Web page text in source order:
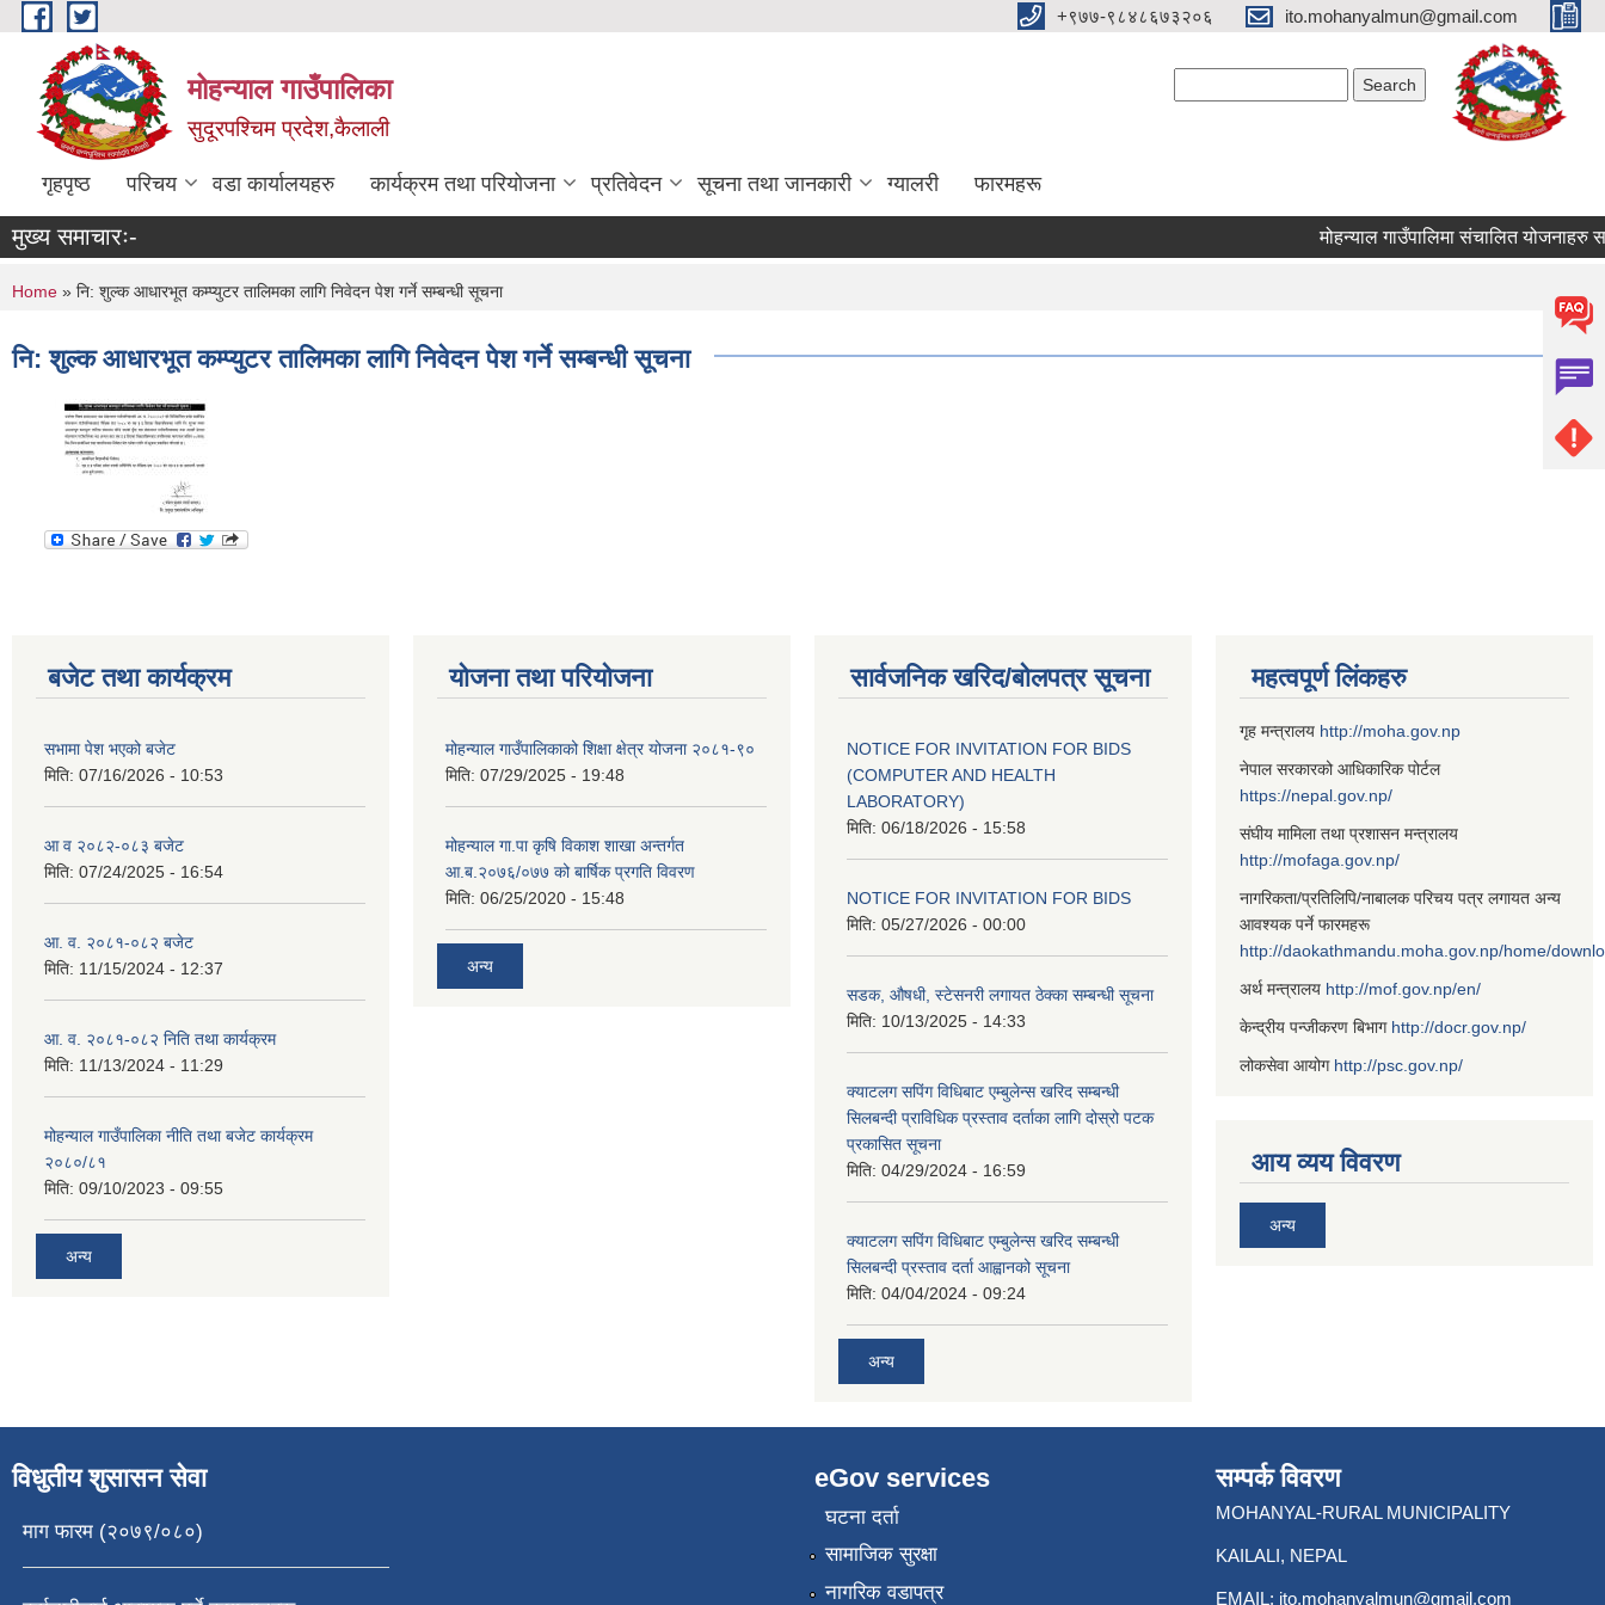
Skip to main content +९७७-९८४८६७३२०६ ito.mohanyalmun@gmail.com
मोहन्याल गाउँपालिका
सुदूरपश्चिम प्रदेश,कैलाली
गृहपृष्ठ परिचय वडा कार्यालयहरु कार्यक्रम तथा परियोजना प्रतिवेदन सूचना तथा जानकारी ग्यालरी फारमहरू
मुख्य समाचारः- मोहन्याल गाउँपालिमा संचालित योजनाहरु
You are here
Home » नि: शुल्क आधारभूत कम्प्युटर तालिमका लागि निवेदन पेश गर्ने सम्बन्धी सूचना
नि: शुल्क आधारभूत कम्प्युटर तालिमका लागि निवेदन पेश गर्ने सम्बन्धी सूचना
बजेट तथा कार्यक्रम
सभामा पेश भएको बजेट
मिति: 07/16/2026 - 10:53
आ व २०८२-०८३ बजेट
मिति: 07/24/2025 - 16:54
आ. व. २०८१-०८२ बजेट
मिति: 11/15/2024 - 12:37
आ. व. २०८१-०८२ निति तथा कार्यक्रम
मिति: 11/13/2024 - 11:29
मोहन्याल गाउँपालिका नीति तथा बजेट कार्यक्रम
२०८०/८१
मिति: 09/10/2023 - 09:55
अन्य
योजना तथा परियोजना
मोहन्याल गाउँपालिकाको शिक्षा क्षेत्र योजना २०८१-९०
मिति: 07/29/2025 - 19:48
मोहन्याल गा.पा कृषि विकाश शाखा अन्तर्गत
आ.ब.२०७६/०७७ को बार्षिक प्रगति विवरण
मिति: 06/25/2020 - 15:48
अन्य
सार्वजनिक खरिद/बोलपत्र सूचना
NOTICE FOR INVITATION FOR BIDS
(COMPUTER AND HEALTH
LABORATORY)
मिति: 06/18/2026 - 15:58
NOTICE FOR INVITATION FOR BIDS
मिति: 05/27/2026 - 00:00
सडक, औषधी, स्टेसनरी लगायत ठेक्का सम्बन्धी सूचना
मिति: 10/13/2025 - 14:33
क्याटलग सपिंग विधिबाट एम्बुलेन्स खरिद सम्बन्धी
सिलबन्दी प्राविधिक प्रस्ताव दर्ताका लागि दोस्रो पटक
प्रकासित सूचना
मिति: 04/29/2024 - 16:59
क्याटलग सपिंग विधिबाट एम्बुलेन्स खरिद सम्बन्धी
सिलबन्दी प्रस्ताव दर्ता आह्वानको सूचना
मिति: 04/04/2024 - 09:24
अन्य
महत्वपूर्ण लिंकहरु
गृह मन्त्रालय http://moha.gov.np
नेपाल सरकारको आधिकारिक पोर्टल
https://nepal.gov.np/
संघीय मामिला तथा प्रशासन मन्त्रालय
http://mofaga.gov.np/
नागरिकता/प्रतिलिपि/नाबालक परिचय पत्र लगायत अन्य
आवश्यक पर्ने फारमहरू
http://daokathmandu.moha.gov.np/home/
अर्थ मन्त्रालय http://mof.gov.np/en/
केन्द्रीय पन्जीकरण बिभाग http://docr.gov.np/
लोकसेवा आयोग http://psc.gov.np/
आय व्यय विवरण
अन्य
विधुतीय शुसासन सेवा
माग फारम (२०७९/०८०)
eGov services
घटना दर्ता
सामाजिक सुरक्षा
नागरिक वडापत्र
सम्पर्क विवरण
MOHANYAL-RURAL MUNICIPALITY
KAILALI, NEPAL
EMAIL: ito.mohanyalmun@gmail.com